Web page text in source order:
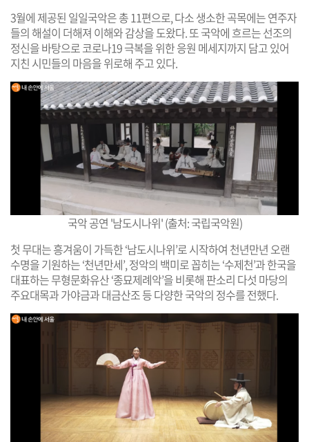
3월에 제공된 일일국악은 총 11편으로, 다소 생소한 곡목에는 연주자
들의 해설이 더해져 이해와 감상을 도왔다. 또 국악에 흐르는 선조의
정신을 바탕으로 코로나19 극복을 위한 응원 메세지까지 담고 있어
지친 시민들의 마음을 위로해 주고 있다.
국악 공연 '남도시나위' (출처: 국립국악원)
첫 무대는 흥겨움이 가득한 ‘남도시나위’로 시작하여 천년만년 오랜
수명을 기원하는 ‘천년만세’, 정악의 백미로 꼽히는 ‘수제천’과 한국을
대표하는 무형문화유산 ‘종묘제례악’을 비롯해 판소리 다섯 마당의
주요대목과 가야금과 대금산조 등 다양한 국악의 정수를 전했다.